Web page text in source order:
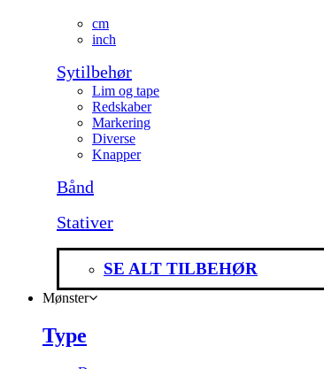
cm
inch
Sytilbehør
Lim og tape
Redskaber
Markering
Diverse
Knapper
Bånd
Stativer
SE ALT TILBEHØR
Mønster
Type